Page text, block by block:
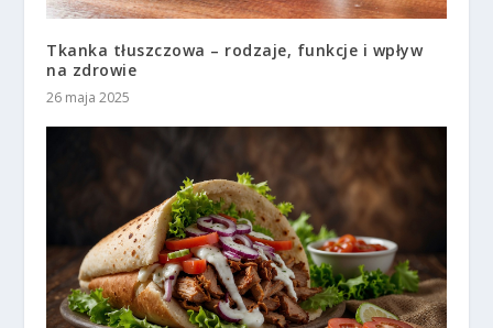
Tkanka tłuszczowa – rodzaje, funkcje i wpływ
na zdrowie
26 maja 2025